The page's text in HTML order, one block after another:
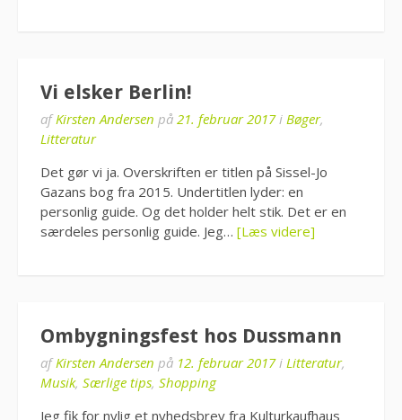
Vi elsker Berlin!
afKirsten Andersen på 21. februar 2017i Bøger,
Litteratur
Det gør vi ja. Overskriften er titlen på Sissel-Jo
Gazans bog fra 2015. Undertitlen lyder: en
personlig guide. Og det holder helt stik. Det er en
særdeles personlig guide. Jeg… [Læs videre]
Ombygningsfest hos Dussmann
afKirsten Andersen på 12. februar 2017i Litteratur,
Musik, Særlige tips, Shopping
Jeg fik for nylig et nyhedsbrev fra Kulturkaufhaus